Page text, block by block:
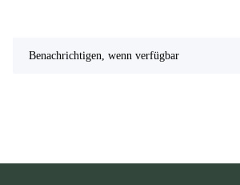
Benachrichtigen, wenn verfügbar